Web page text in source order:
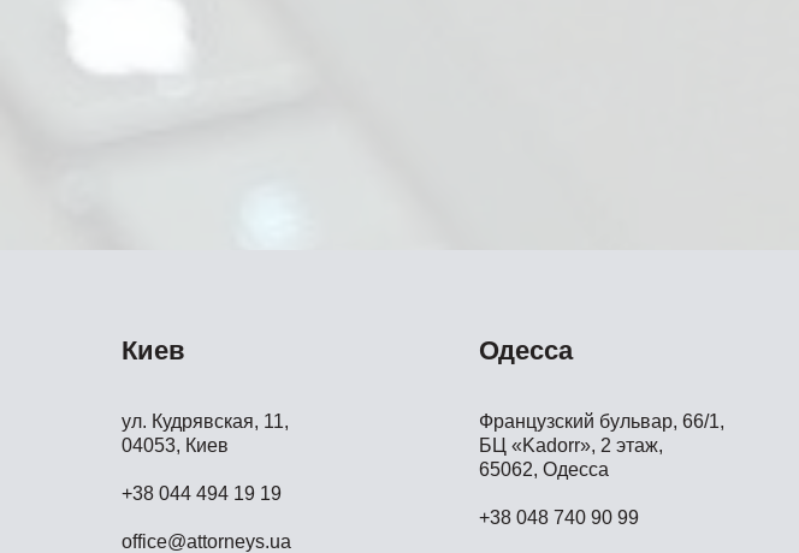
Киев
ул. Кудрявская, 11,
04053, Киев
+38 044 494 19 19
office@attorneys.ua
Одесса
Французский бульвар, 66/1,
БЦ «Kadorr», 2 этаж,
65062, Одесса
+38 048 740 90 99